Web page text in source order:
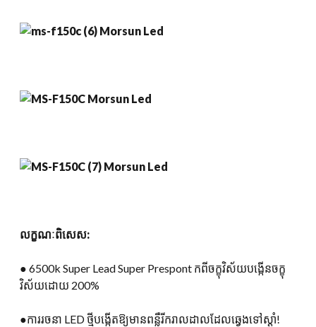
លក្ខណៈពិសេស:
● 6500k Super Lead Super Prespont កពីចក្ខុវិស័យបង្កើនចក្ខុ
វិស័យដោយ 200%
●ការរចនា LED ថ្មីបង្កើតឱ្យមានពន្លឺរីករាលដាលដែលឆ្វេងទៅស្តាំ!